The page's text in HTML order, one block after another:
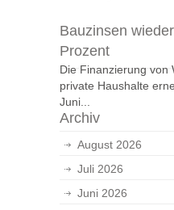
Bauzinsen
Prozent
Die Finanzierung von
private Haushalte
Juni...
Archiv
August 2026
Juli 2026
Juni 2026